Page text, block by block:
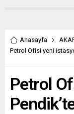
Anasayfa
Petrol Ofisi yeni
Petrol